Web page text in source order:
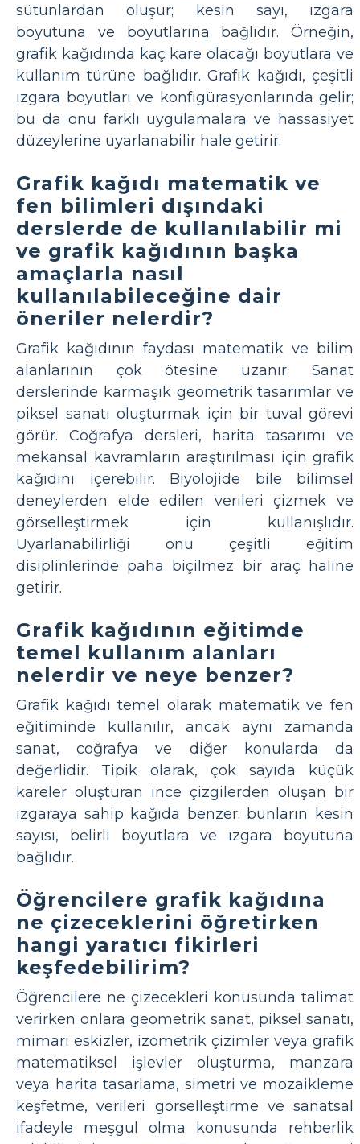
sütunlardan oluşur; kesin sayı, ızgara
boyutuna ve boyutlarına bağlıdır. Örneğin,
grafik kağıdında kaç kare olacağı boyutlara ve
kullanım türüne bağlıdır. Grafik kağıdı, çeşitli
ızgara boyutları ve konfigürasyonlarında gelir;
bu da onu farklı uygulamalara ve hassasiyet
düzeylerine uyarlanabilir hale getirir.
Grafik kağıdı matematik ve
fen bilimleri dışındaki
derslerde de kullanılabilir mi
ve grafik kağıdının başka
amaçlarla nasıl
kullanılabileceğine dair
öneriler nelerdir?
Grafik kağıdının faydası matematik ve bilim
alanlarının çok ötesine uzanır. Sanat
derslerinde karmaşık geometrik tasarımlar ve
piksel sanatı oluşturmak için bir tuval görevi
görür. Coğrafya dersleri, harita tasarımı ve
mekansal kavramların araştırılması için grafik
kağıdını içerebilir. Biyolojide bile bilimsel
deneylerden elde edilen verileri çizmek ve
görselleştirmek için kullanışlıdır.
Uyarlanabilirliği onu çeşitli eğitim
disiplinlerinde paha biçilmez bir araç haline
getirir.
Grafik kağıdının eğitimde
temel kullanım alanları
nelerdir ve neye benzer?
Grafik kağıdı temel olarak matematik ve fen
eğitiminde kullanılır, ancak aynı zamanda
sanat, coğrafya ve diğer konularda da
değerlidir. Tipik olarak, çok sayıda küçük
kareler oluşturan ince çizgilerden oluşan bir
ızgaraya sahip kağıda benzer; bunların kesin
sayısı, belirli boyutlara ve ızgara boyutuna
bağlıdır.
Öğrencilere grafik kağıdına
ne çizeceklerini öğretirken
hangi yaratıcı fikirleri
keşfedebilirim?
Öğrencilere ne çizecekleri konusunda talimat
verirken onlara geometrik sanat, piksel sanatı,
mimari eskizler, izometrik çizimler veya grafik
matematiksel işlevler oluşturma, manzara
veya harita tasarlama, simetri ve mozaikleme
keşfetme, verileri görselleştirme ve sanatsal
ifadeyle meşgul olma konusunda rehberlik